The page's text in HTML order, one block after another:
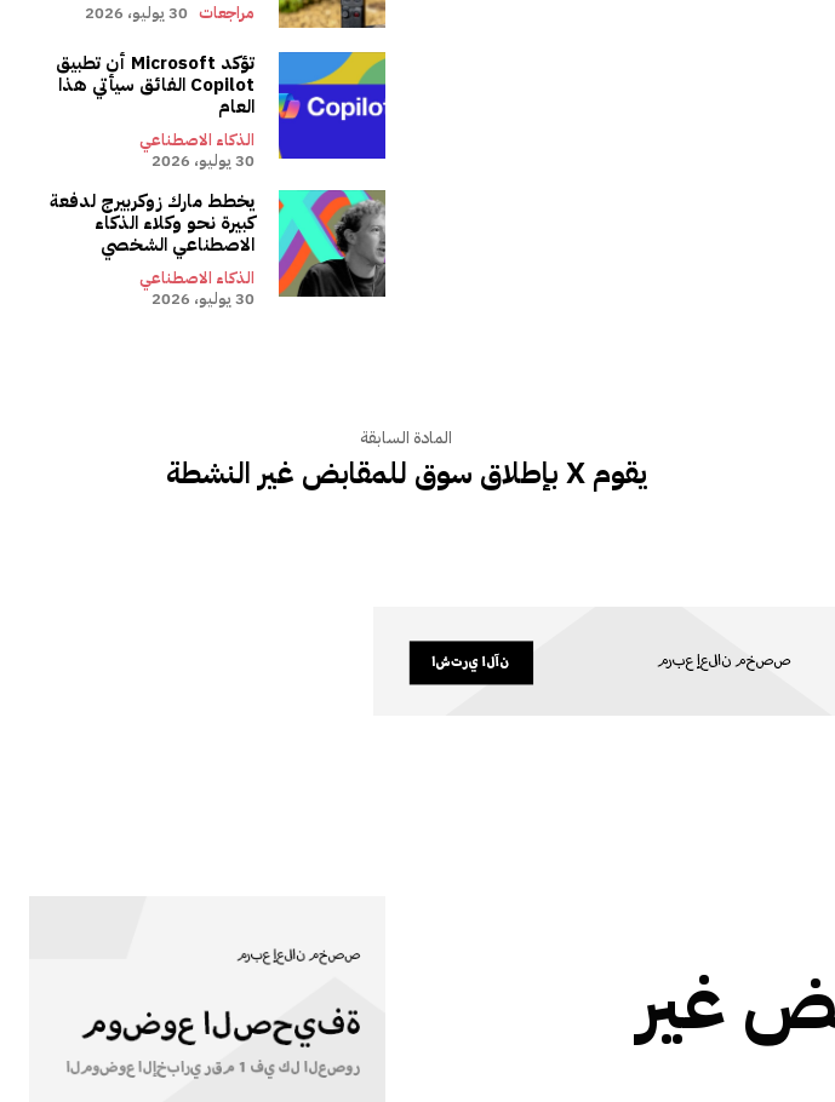
مراجعات 30 يوليو، 2026
تؤكد Microsoft أن تطبيق
Copilot الفائق سيأتي هذا
العام
الذكاء الاصطناعي
30 يوليو، 2026
يخطط مارك زوكربيرج لدفعة
كبيرة نحو وكلاء الذكاء
الاصطناعي الشخصي
الذكاء الاصطناعي
30 يوليو، 2026
المادة السابقة
يقوم X بإطلاق سوق للمقابض غير النشطة